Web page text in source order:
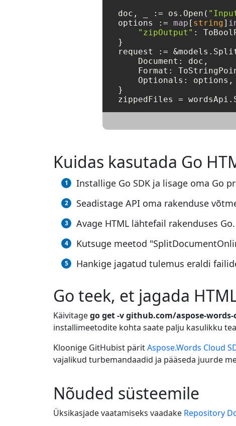
doc, _ := os.Open(
options := map [ string]
"zipOutput" :
}
request :=
    Document: doc,
Format:
    Optionals: options,
}
zippedFiles =
Kuidas kasutada Go
Installige Go SDK ja lisage oma Go
Seadistage API oma rakenduse
Avage HTML lähtefail rakenduses Go.
Kutsuge meetod
Hankige jagatud tulemus eraldi
Go teek, et jagada
Käivitagego get -v github.com/aspose-
installimeetodite kohta saate palju kasulikku
Kloonige GitHubist päritAspose.Words Cloud
vajalikud turbemandaadid ja pääseda juurde
Nõuded süsteemile
Üksikasjade vaatamiseks vaadake Repository